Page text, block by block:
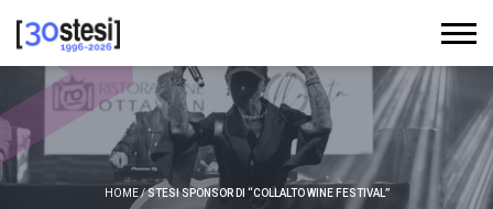
HOME/STESI SPONSOR DI “COLLALTO WINE FESTIVAL”